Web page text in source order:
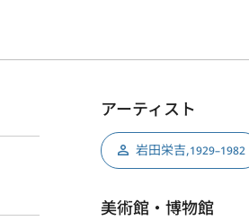
アーティスト
岩田栄吉,1929–1982
美術館・博物館